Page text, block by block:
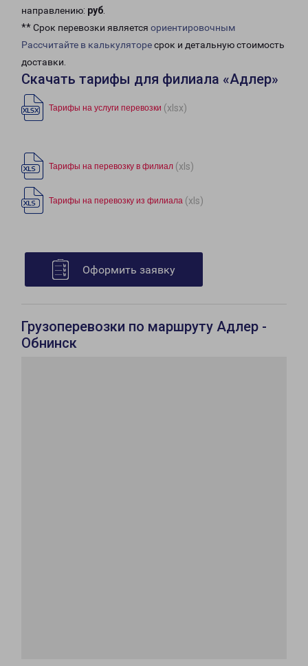
направлению: руб.
** Срок перевозки является ориентировочным
Рассчитайте в калькуляторесрок и детальную стоимость
доставки.
Скачать тарифы для филиала «Адлер»
Тарифы на услуги перевозки (xlsx)
Тарифы на перевозку в филиал (xls)
Тарифы на перевозку из филиала (xls)
Оформить заявку
Грузоперевозки по маршруту Адлер -
Обнинск